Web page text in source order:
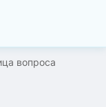
вопроса